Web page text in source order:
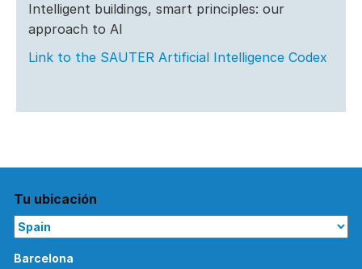
Intelligent buildings, smart principles: our
approach to AI
Link to the SAUTER Artificial Intelligence Codex
Tu ubicación
Barcelona